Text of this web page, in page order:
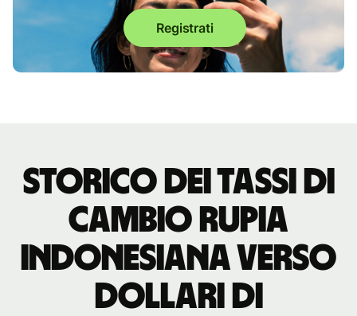
Registrati
storico dei tassi di
cambio rupia
indonesiana verso
dollari di